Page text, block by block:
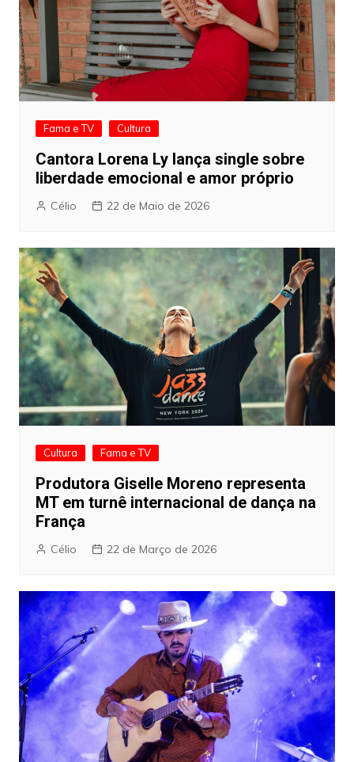
Fama e TV Cultura
Cantora Lorena Ly lança single sobre
liberdade emocional e amor próprio
Célio 22 de Maio de 2026
Cultura Fama e TV
Produtora Giselle Moreno representa
MT em turnê internacional de dança na
França
Célio 22 de Março de 2026